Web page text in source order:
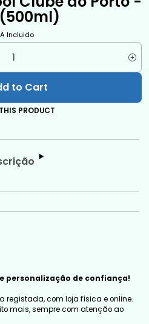
(500ml)
Incluido
to Cart
PRODUCT
personalização de confiança!
registada, com loja física e online.
mais, sempre com atenção ao